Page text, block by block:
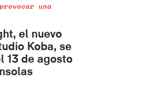
una
el nuevo
Koba, se
13 de agosto